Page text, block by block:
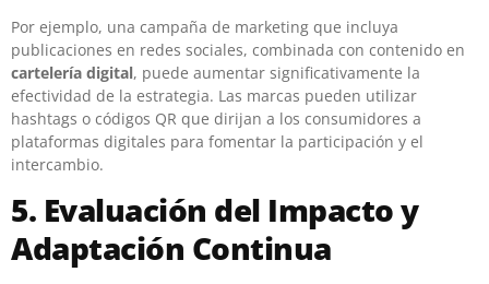
Por ejemplo, una campaña de marketing que incluya
publicaciones en redes sociales, combinada con contenido en
cartelería digital, puede aumentar significativamente la
efectividad de la estrategia. Las marcas pueden utilizar
hashtags o códigos QR que dirijan a los consumidores a
plataformas digitales para fomentar la participación y el
intercambio.
5. Evaluación del Impacto y
Adaptación Continua